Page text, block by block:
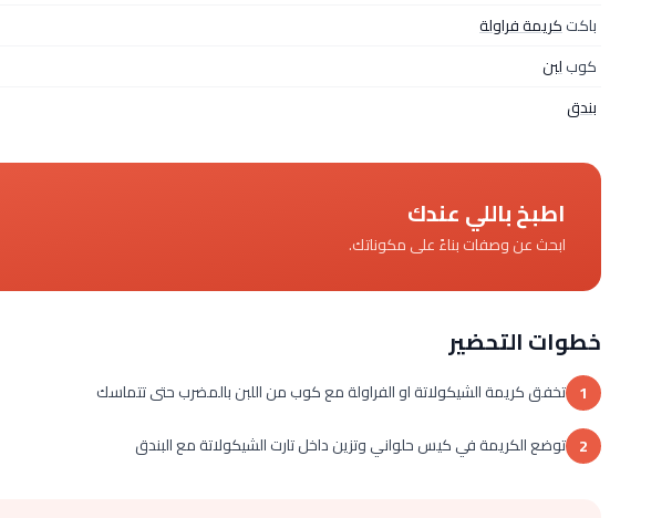
باكتكريمة فراولة
كوبلبن
بندق
اطبخ باللي عندك
ابحث عن وصفات بناءً على مكوناتك.
خطوات التحضير
1 تخفق كريمة الشيكولاتة او الفراولة مع كوب من اللبن بالمضرب حتى تتماسك
2 توضع الكريمة في كيس حلواني وتزين داخل تارت الشيكولاتة مع البندق